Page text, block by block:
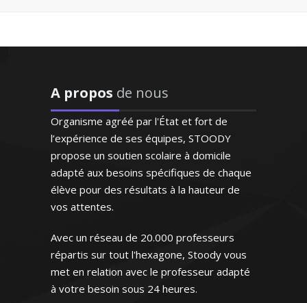
"Respect des horaires et
maîtrise du programme ce
qui est très appréciable. Le
professeur est posé et très
et passionnée par l'enseignement, je me
(jusqu'au baccalauréat). Dynamique,
patiente et méthodique, je suis capable
d’élever le niveau de mon élève en un
rien de temps
Madame W. Hélène – Professeur de
mathématiques – Bordeaux
Diplômé d'un DESS droit des
A propos de nous
Organisme agréé par l'État et fort de
l’expérience de ses équipes, STOODY
propose un soutien scolaire à domicile
adapté aux besoins spécifiques de chaque
élève pour des résultats à la hauteur de
vos attentes.
Avec un réseau de 20.000 professeurs
répartis sur tout l'hexagone, Stoody vous
met en relation avec le professeur adapté
à votre besoin sous 24 heures.